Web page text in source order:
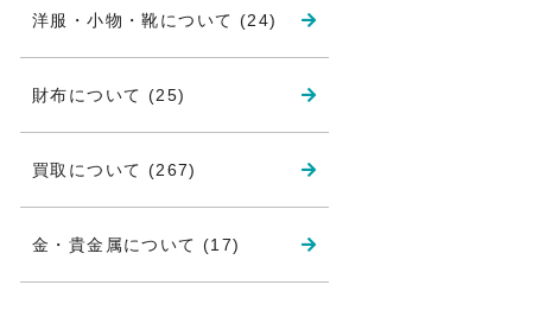
洋服・小物・靴について (24)
財布について (25)
買取について (267)
金・貴金属について (17)